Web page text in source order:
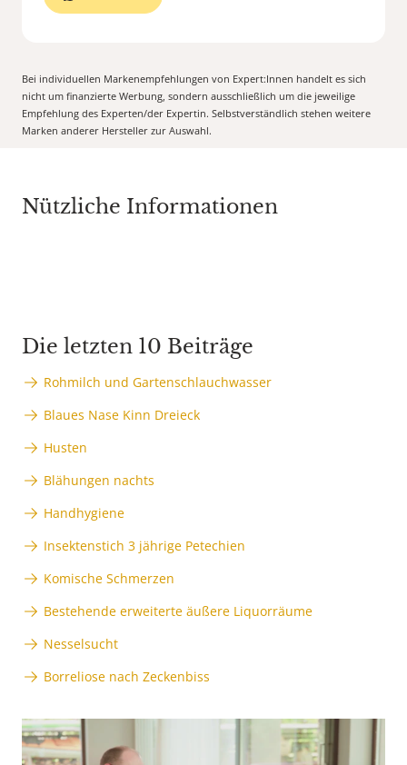
Bei individuellen Markenempfehlungen von Expert:Innen handelt es sich
nicht um finanzierte Werbung, sondern ausschließlich um die jeweilige
Empfehlung des Experten/der Expertin. Selbstverständlich stehen weitere
Marken anderer Hersteller zur Auswahl.
Nützliche Informationen
Die letzten 10 Beiträge
Rohmilch und Gartenschlauchwasser
Blaues Nase Kinn Dreieck
Husten
Blähungen nachts
Handhygiene
Insektenstich 3 jährige Petechien
Komische Schmerzen
Bestehende erweiterte äußere Liquorräume
Nesselsucht
Borreliose nach Zeckenbiss